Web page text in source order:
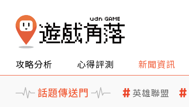
攻略分析 心得評測 新聞資訊
話題傳送門 英雄聯盟